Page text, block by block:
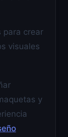
para crear
visuales
y